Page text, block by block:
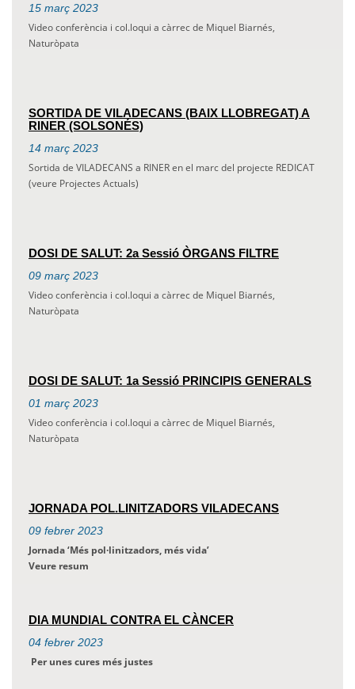
15 març 2023
Video conferència i col.loqui a càrrec de Miquel Biarnés,
Naturòpata
SORTIDA DE VILADECANS (BAIX LLOBREGAT) A
RINER (SOLSONÉS)
14 març 2023
Sortida de VILADECANS a RINER en el marc del projecte REDICAT
(veure Projectes Actuals)
DOSI DE SALUT: 2a Sessió ÒRGANS FILTRE
09 març 2023
Video conferència i col.loqui a càrrec de Miquel Biarnés,
Naturòpata
DOSI DE SALUT: 1a Sessió PRINCIPIS GENERALS
01 març 2023
Video conferència i col.loqui a càrrec de Miquel Biarnés,
Naturòpata
JORNADA POL.LINITZADORS VILADECANS
09 febrer 2023
Jornada ‘Més pol·linitzadors, més vida’
Veure resum
DIA MUNDIAL CONTRA EL CÀNCER
04 febrer 2023
Per unes cures més justes